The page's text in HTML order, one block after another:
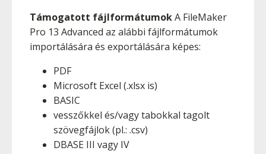
Támogatott fájlformátumokA FileMaker
Pro 13 Advanced az alábbi fájlformátumok
importálására és exportálására képes:
PDF
Microsoft Excel (.xlsx is)
BASIC
vesszőkkel és/vagy tabokkal tagolt
szövegfájlok (pl.: .csv)
DBASE III vagy IV